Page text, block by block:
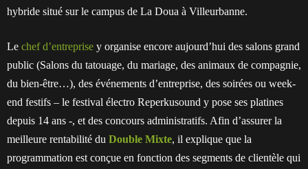
hybride situé sur le campus de La Doua à Villeurbanne.
Le chef d’entreprise y organise encore aujourd’hui des salons grand
public (Salons du tatouage, du mariage, des animaux de compagnie,
du bien-être…), des événements d’entreprise, des soirées ou week-
end festifs – le festival électro Reperkusound y pose ses platines
depuis 14 ans -, et des concours administratifs. Afin d’assurer la
meilleure rentabilité du Double Mixte, il explique que la
programmation est conçue en fonction des segments de clientèle qui